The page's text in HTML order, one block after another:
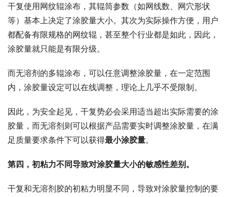
干复使用网纹辊涂布，其辊筒参数（如网线数、网穴形状
等）基本上决定了涂胶量大小。其次为实际操作方便，用户
都配备有限规格的网纹辊，甚至整个行业都是如此，因此，
涂胶量就只能是有限分级。
而无溶剂的多辊涂布，可以任意调整涂胶量，在一定范围
内，涂胶量设定可以在线调整，理论上几乎不受限制。
因此，为安全起见，干复势必会采用适当超出实际需要的涂
胶量，而无溶剂则可以根据产品需要实时调整涂胶量，在满
足质量要求条件下可以获得最小涂胶量。
第四，初粘力不同导致对涂胶量大小的敏感性差别。
干复和无溶剂胶的初粘力明显不同，导致对涂胶量控制的要